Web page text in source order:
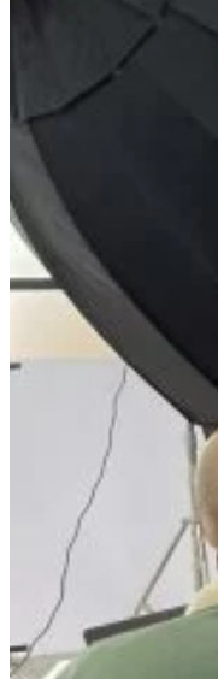
Quản
Bán
Media
Truyền
Media
Nhiếp
Sản
Biên
Dựng
Sức Khỏe
Kỹ Thuật
Chăm Sóc
Sắc Đẹp
Kỹ Thuật
Quản Lý Spa
Khởi Sự
Kinh Doanh
Chăm Sóc